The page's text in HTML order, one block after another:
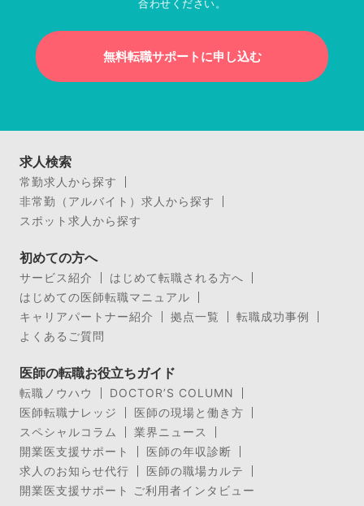
合わせください。
無料転職サポートに申し込む
求人検索
常勤求人から探す
非常勤（アルバイト）求人から探す
スポット求人から探す
初めての方へ
サービス紹介
はじめて転職される方へ
はじめての医師転職マニュアル
キャリアパートナー紹介
拠点一覧
転職成功事例
よくあるご質問
医師の転職お役立ちガイド
転職ノウハウ
DOCTOR’S COLUMN
医師転職ナレッジ
医師の現場と働き方
スペシャルコラム
業界ニュース
開業医支援サポート
医師の年収診断
求人のお知らせ代行
医師の職場カルテ
開業医支援サポート ご利用者インタビュー